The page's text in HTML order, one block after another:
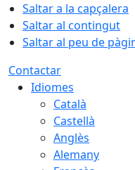
Saltar a la capçalera
Saltar al contingut
Saltar al peu de
Contactar
Idiomes
Català
Castellà
Anglès
Alemany